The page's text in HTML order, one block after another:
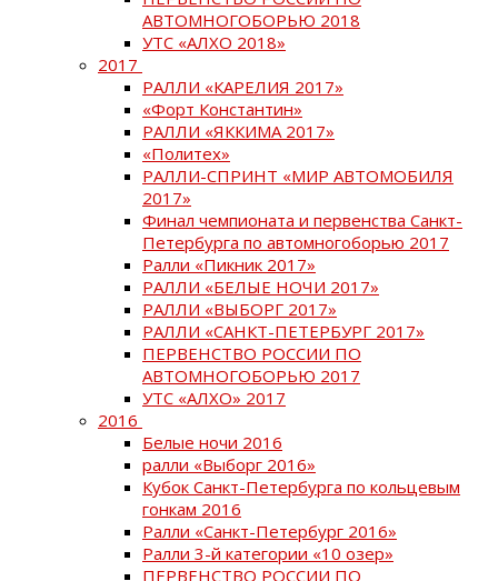
АВТОМНОГОБОРЬЮ 2018
УТС «АЛХО 2018»
2017
РАЛЛИ «КАРЕЛИЯ 2017»
«Форт Константин»
РАЛЛИ «ЯККИМА 2017»
«Политех»
РАЛЛИ-СПРИНТ «МИР АВТОМОБИЛЯ
2017»
Финал чемпионата и первенства Санкт-
Петербурга по автомногоборью 2017
Ралли «Пикник 2017»
РАЛЛИ «БЕЛЫЕ НОЧИ 2017»
РАЛЛИ «ВЫБОРГ 2017»
РАЛЛИ «САНКТ-ПЕТЕРБУРГ 2017»
ПЕРВЕНСТВО РОССИИ ПО
АВТОМНОГОБОРЬЮ 2017
УТС «АЛХО» 2017
2016
Белые ночи 2016
ралли «Выборг 2016»
Кубок Санкт-Петербурга по кольцевым
гонкам 2016
Ралли «Санкт-Петербург 2016»
Ралли 3-й категории «10 озер»
ПЕРВЕНСТВО РОССИИ ПО